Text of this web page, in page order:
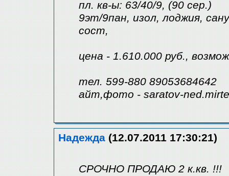
пл. кв-ы: 63/40/9, (90 сер.)
9эт/9пан, изол, лоджия,
сост,
цена - 1.610.000 руб.,
тел. 599-880 89053684642
айт,фото - saratov-
Надежда (12.07.2011 17:30:21)
СРОЧНО ПРОДАЮ 2 к.кв. !!!